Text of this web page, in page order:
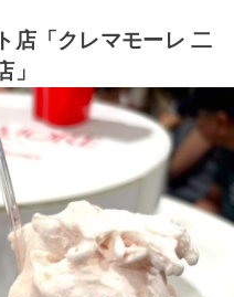
店「クレマモーレ 二
」